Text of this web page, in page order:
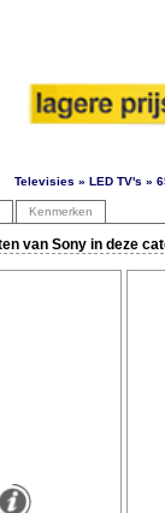
Televisies » LED TV's »
Kenmerken
van Sony in deze